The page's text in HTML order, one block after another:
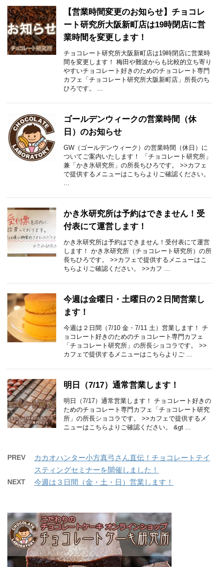
【営業時間変更のお知らせ】チョコレ
ート研究所大阪新町店は19時閉店に営
業時間を変更します！
チョコレート研究所大阪新町店は19時閉店に営業時
間を変更します！ 梅田や難波からも比較的立ち寄り
やすいチョコレート好きのためのチョコレート専門
カフェ「チョコレート研究所大阪新町店」所長のち
ひろです。 ...
ゴールデンウィークの営業時間（休
日）のお知らせ
GW（ゴールデンウィーク）の営業時間（休日）に
ついてご案内いたします！ 「チョコレート研究所」
兼「かき氷研究所」の所長ちひろです。 >>カフェ
で提供するメニューはこちらよりご確認ください。
かき氷研究所は予約はできません！受
付表にて運営します！
かき氷研究所は予約はできません！受付表にて運営
します！ かき氷研究所（チョコレート研究所）の所
長ちひろです。 >>カフェで提供するメニューはこ
ちらよりご確認ください。 >>カフ ...
今週は金曜日・土曜日の２日間営業し
ます！
今週は２日間（7/10 金・7/11 土）営業します！ チ
ョコレート好きのためのチョコレート専門カフェ
「チョコレート研究所」の所長ショコラです。 >>
カフェで提供するメニューはこちらよりご ...
明日（7/17）通常営業します！
明日（7/17）通常営業します！ チョコレート好きの
ためのチョコレート専門カフェ「チョコレート研究
所」の所長ショコラです。 >>カフェで提供するメ
ニューはこちらよりご確認ください。 &gt ...
PREV
カカオハンター小方真弓さん直伝！チョコレートテイ
スティングセミナーを開催しました！
NEXT 今週は３日間（金・土・日）営業します！